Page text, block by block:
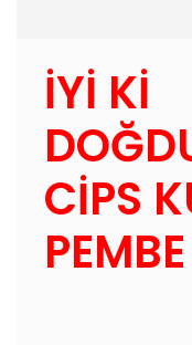
İYİ Kİ
CİPS